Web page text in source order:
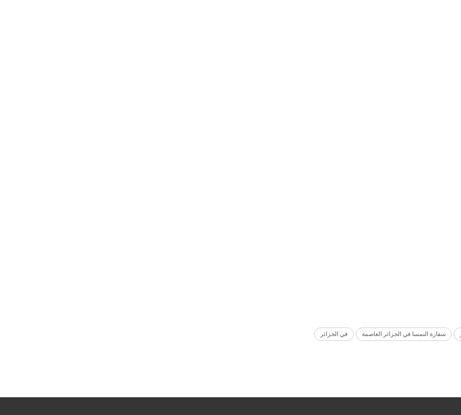
سفارة النمسا في الجزائر العاصمة في الجزائر